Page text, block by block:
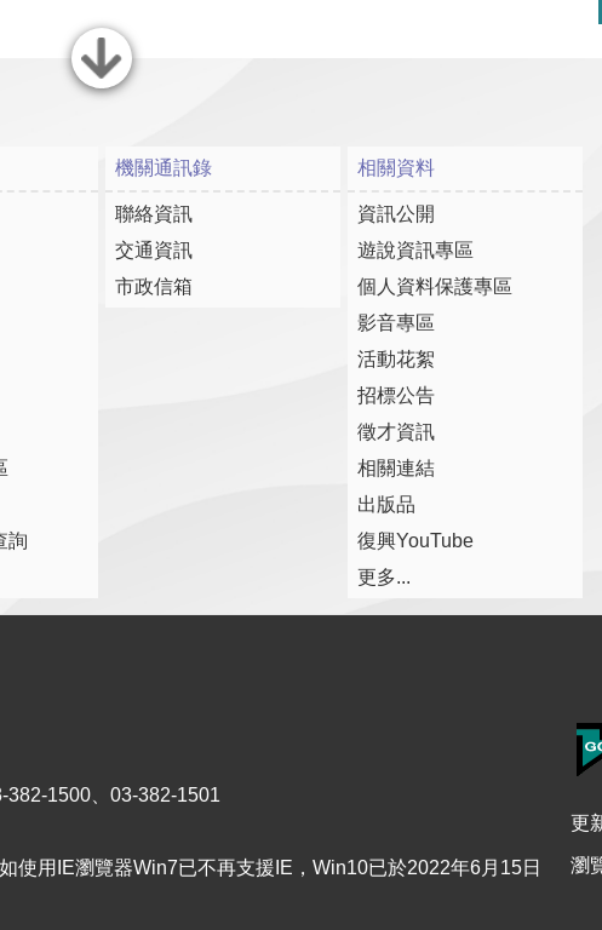
關閉
詢
機關通訊錄
聯絡資訊
交通資訊
市政信箱
相關資料
資訊公開
遊說資訊專區
個人資料保護專區
影音專區
活動花絮
招標公告
徵才資訊
相關連結
出版品
復興YouTube
更多...
382-1500、03-382-1501
使用IE瀏覽器Win7已不再支援IE，Win10已於2022年6月15日
更
瀏